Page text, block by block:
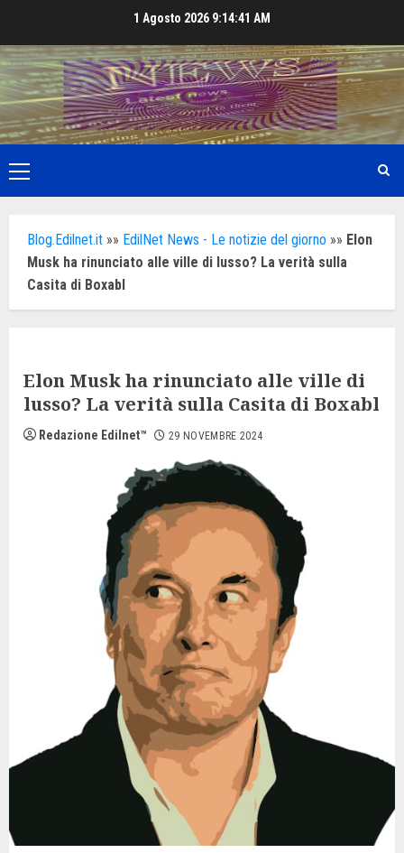
content
1 Agosto 2026 9:14:43 AM
Primary
Menu
Blog.Edilnet.it »» EdilNet News - Le notizie del giorno »» Elon
Musk ha rinunciato alle ville di lusso? La verità sulla
Casita di Boxabl
Elon Musk ha rinunciato alle ville di
lusso? La verità sulla Casita di Boxabl
Redazione Edilnet™ 29 NOVEMBRE 2024